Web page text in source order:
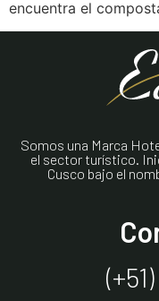
encuentra el
Somos una Marca
el sector turístico.
Cusco bajo el